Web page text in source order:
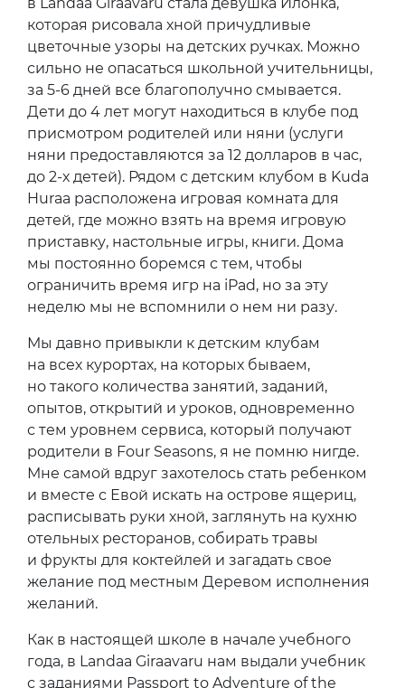
в Landaa Giraavaru стала девушка Илонка,
которая рисовала хной причудливые
цветочные узоры на детских ручках. Можно
сильно не опасаться школьной учительницы,
за 5-6 дней все благополучно смывается.
Дети до 4 лет могут находиться в клубе под
присмотром родителей или няни (услуги
няни предоставляются за 12 долларов в час,
до 2-х детей). Рядом с детским клубом в Kuda
Huraa расположена игровая комната для
детей, где можно взять на время игровую
приставку, настольные игры, книги. Дома
мы постоянно боремся с тем, чтобы
ограничить время игр на iPad, но за эту
неделю мы не вспомнили о нем ни разу.
Мы давно привыкли к детским клубам
на всех курортах, на которых бываем,
но такого количества занятий, заданий,
опытов, открытий и уроков, одновременно
с тем уровнем сервиса, который получают
родители в Four Seasons, я не помню нигде.
Мне самой вдруг захотелось стать ребенком
и вместе с Евой искать на острове ящериц,
расписывать руки хной, заглянуть на кухню
отельных ресторанов, собирать травы
и фрукты для коктейлей и загадать свое
желание под местным Деревом исполнения
желаний.
Как в настоящей школе в начале учебного
года, в Landaa Giraavaru нам выдали учебник
с заданиями Passport to Adventure of the